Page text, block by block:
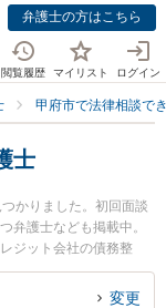
弁護士の方はこちら
閲覧履歴 マイリスト ログイン
甲府市で法律相談で
士
かりました。初回面談
弁護士なども掲載中。
ジット会社の債務整
索もでき便利です。特
梨事務所の木下 徹弁護
変更